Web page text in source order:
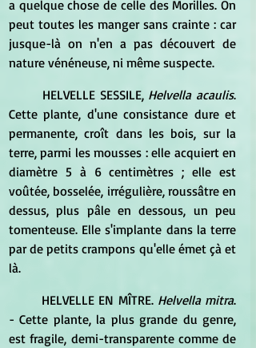
a quelque chose de celle des Morilles. On
peut toutes les manger sans crainte : car
jusque-là on n'en a pas découvert de
nature vénéneuse, ni même suspecte.
	HELVELLE SESSILE,
Helvella acaulis.
Cette plante, d'une consistance dure et
permanente, croît dans les bois, sur la
terre, parmi les mousses : elle acquiert en
diamètre 5 à 6 centimètres ; elle est
voûtée, bosselée, irrégulière, roussâtre en
dessus, plus pâle en dessous, un peu
tomenteuse. Elle s'implante dans la terre
par de petits crampons qu'elle émet çà et
là.
	HELVELLE EN MÎTRE.
Helvella mitra.
- Cette plante, la plus grande du genre,
est fragile, demi-transparente comme de